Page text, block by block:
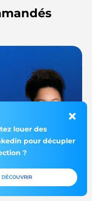
louer des
pour décupler
?
DÉCOUVRIR